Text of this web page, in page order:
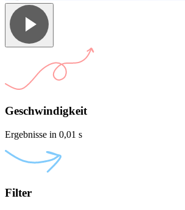
Geschwindigkeit
Ergebnisse in 0,01 s
Filter